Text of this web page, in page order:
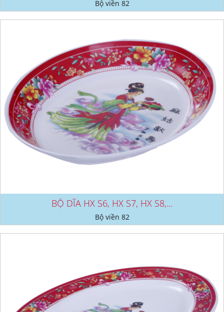
Bộ viền 82
BỘ DĨA HX S6, HX S7, HX S8,...
Bộ viền 82